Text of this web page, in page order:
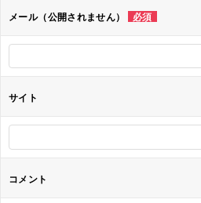
ョ
ン
メール（公開されません） 必須
サイト
コメント